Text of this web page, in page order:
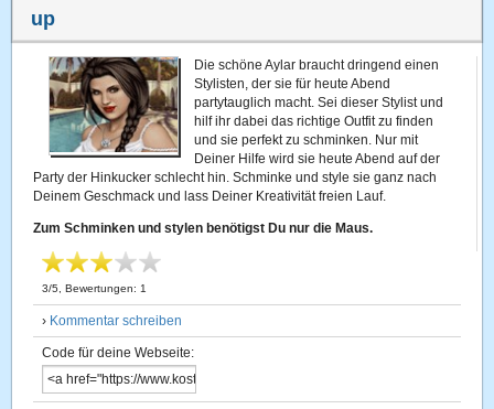
up
Die schöne Aylar braucht dringend einen
Stylisten, der sie für heute Abend
partytauglich macht. Sei dieser Stylist und
hilf ihr dabei das richtige Outfit zu finden
und sie perfekt zu schminken. Nur mit
Deiner Hilfe wird sie heute Abend auf der
Party der Hinkucker schlecht hin. Schminke und style sie ganz nach
Deinem Geschmack und lass Deiner Kreativität freien Lauf.
Zum Schminken und stylen benötigst Du nur die Maus.
3/5 , Bewertungen: 1
› Kommentar schreiben
Code für deine Webseite: